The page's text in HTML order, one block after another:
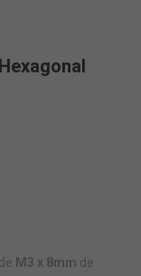
M3 x 8mm de